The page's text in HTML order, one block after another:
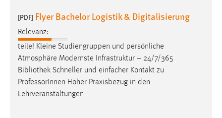
[PDF] Flyer Bachelor Logistik & Digitalisierung
Relevanz:
teile! Kleine Studiengruppen und persönliche
Atmosphäre Modernste Infrastruktur – 24/7/365
Bibliothek Schneller und einfacher Kontakt zu
ProfessorInnen Hoher Praxisbezug in den
Lehrveranstaltungen
EXTERNE MEDIEN
Um Inhalte von Videoplattformen und Social Media
Plattformen anzeigen zu können, werden von diesen
externen Medien Cookies gesetzt.